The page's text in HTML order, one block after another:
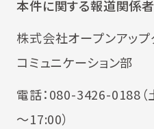
本件に関する報道関係
株式会社オープンアッ
コミュニケーション部
電話：080-3426-0188
～17:00）